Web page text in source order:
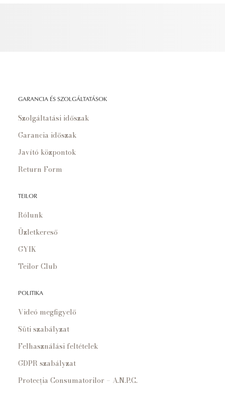
GARANCIA ÉS SZOLGÁLTATÁSOK
Szolgáltatási időszak
Garancia időszak
Javító központok
Return Form
TEILOR
Rólunk
Üzletkereső
GYIK
Teilor Club
POLITIKA
Videó megfigyelő
Süti szabályzat
Felhasználási feltételek
GDPR szabályzat
Protecția Consumatorilor – A.N.P.C.